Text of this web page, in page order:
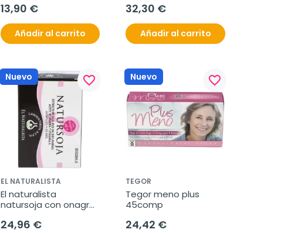
13,90 €
Añadir al carrito
32,30 €
Añadir al carrito
Nuevo favorite_border
EL NATURALISTA
El naturalista
natursoja con onagra
24,96 €
Nuevo favorite_border
TEGOR
Tegor meno plus
45comp
24,42 €